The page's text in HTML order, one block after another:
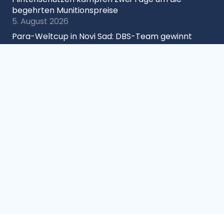
begehrten Munitionspreise
5. August 2026
Para-Weltcup in Novi Sad: DBS-Team gewinnt
Bronze im Liegendschießen